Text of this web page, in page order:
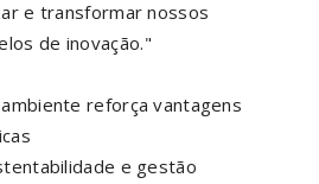
e transformar nossos
de inovação."
reforça vantagens
e gestão